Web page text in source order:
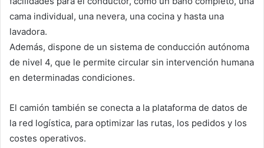
cama individual, una nevera, una cocina y hasta una
lavadora.
Además, dispone de un sistema de conducción autónoma
de nivel 4, que le permite circular sin intervención humana
en determinadas condiciones.
El camión también se conecta a la plataforma de datos de
la red logística, para optimizar las rutas, los pedidos y los
costes operativos.